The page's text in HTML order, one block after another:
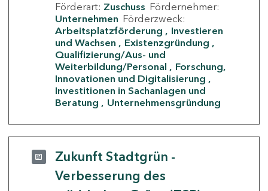
Förderart: Zuschuss Fördernehmer:
Unternehmen Förderzweck:
Arbeitsplatzförderung
Investieren
und Wachsen
Existenzgründung
Qualifizierung/Aus- und
Weiterbildung/Personal
Forschung,
Innovationen und Digitalisierung
Investitionen in Sachanlagen und
Beratung
Unternehmensgründung
Zukunft Stadtgrün -
Verbesserung des